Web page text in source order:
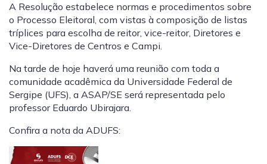
A Resolução estabelece normas e procedimentos sobre
o Processo Eleitoral, com vistas à composição de listas
tríplices para escolha de reitor, vice-reitor, Diretores e
Vice-Diretores de Centros e Campi.
Na tarde de hoje haverá uma reunião com toda a
comunidade acadêmica da Universidade Federal de
Sergipe (UFS), a ASAP/SE será representada pelo
professor Eduardo Ubirajara.
Confira a nota da ADUFS: